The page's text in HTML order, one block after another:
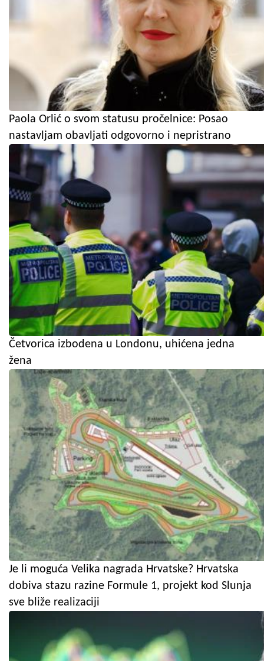
Paola Orlić o svom statusu pročelnice: Posao
nastavljam obavljati odgovorno i nepristrano
Četvorica izbodena u Londonu, uhićena jedna
žena
Je li moguća Velika nagrada Hrvatske? Hrvatska
dobiva stazu razine Formule 1, projekt kod Slunja
sve bliže realizaciji